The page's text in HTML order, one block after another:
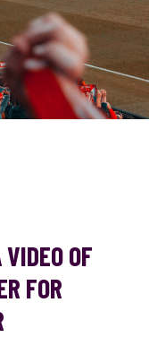
VIDEO OF
FOR